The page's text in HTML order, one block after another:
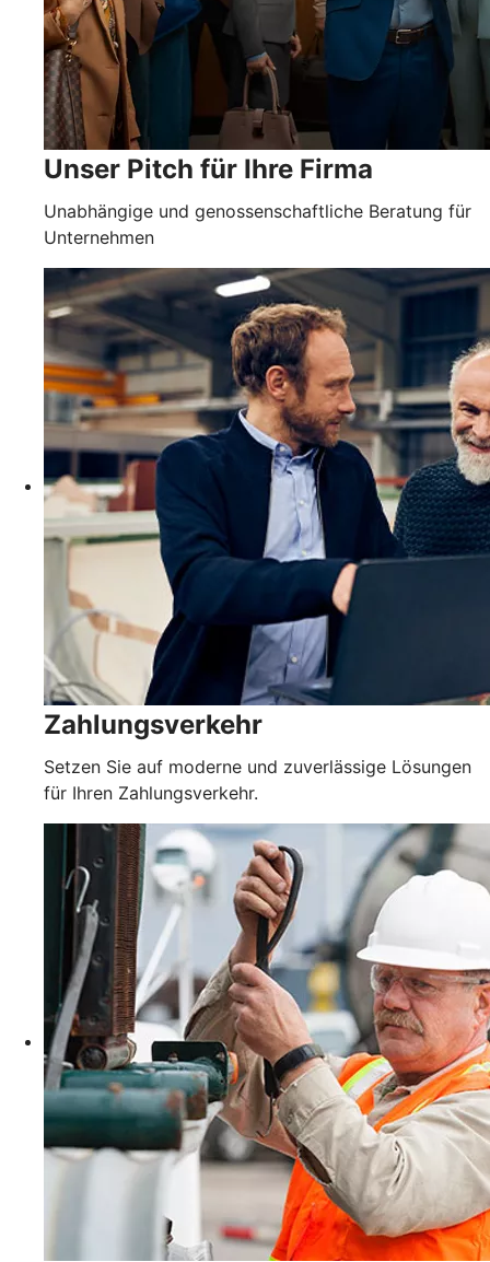
Unser Pitch für Ihre Firma
Unabhängige und genossenschaftliche Beratung für
Unternehmen
Zahlungsverkehr
Setzen Sie auf moderne und zuverlässige Lösungen
für Ihren Zahlungsverkehr.